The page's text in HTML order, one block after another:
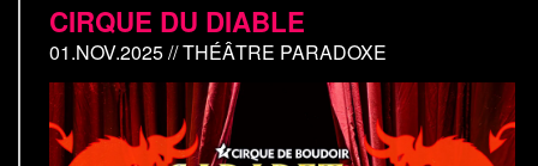
CIRQUE DU DIABLE
01.NOV.2025 // THÉÂTRE PARADOXE